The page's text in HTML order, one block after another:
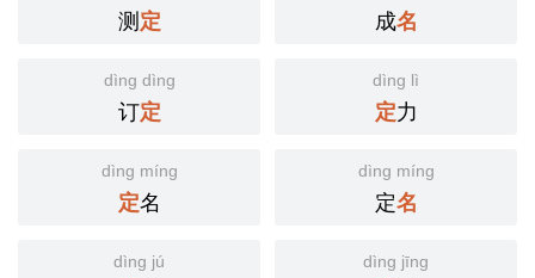
测定 成名
dìng dìng
订定
dìng lì
定力
dìng míng
定名
dìng míng
定名
dìng jú dìng jīng